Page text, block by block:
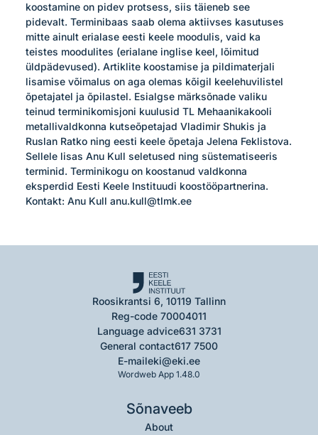
koostamine on pidev protsess, siis täieneb see
pidevalt. Terminibaas saab olema aktiivses kasutuses
mitte ainult erialase eesti keele moodulis, vaid ka
teistes moodulites (erialane inglise keel, lõimitud
üldpädevused). Artiklite koostamise ja pildimaterjali
lisamise võimalus on aga olemas kõigil keelehuvilistel
õpetajatel ja õpilastel. Esialgse märksõnade valiku
teinud terminikomisjoni kuulusid TL Mehaanikakooli
metallivaldkonna kutseõpetajad Vladimir Shukis ja
Ruslan Ratko ning eesti keele õpetaja Jelena Feklistova.
Sellele lisas Anu Kull seletused ning süstematiseeris
terminid. Terminikogu on koostanud valdkonna
eksperdid Eesti Keele Instituudi koostööpartnerina.
Kontakt: Anu Kull anu.kull@tlmk.ee
Roosikrantsi 6, 10119 Tallinn
Reg-code 70004011
Language advice631 3731
General contact617 7500
E-maileki@eki.ee
Wordweb App 1.48.0
Sõnaveeb
About